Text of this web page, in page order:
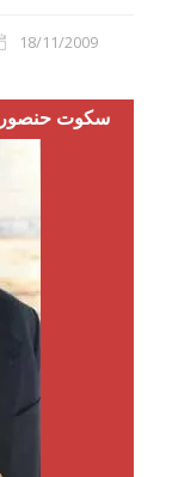
18/11/2009
سكوت حنصور